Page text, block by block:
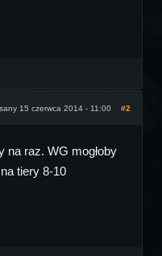
15 czerwca 2014 - 11:00 #2
na raz. WG mogłoby
tiery 8-10